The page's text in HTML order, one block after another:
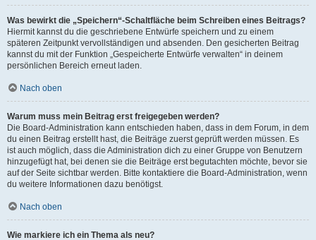
Was bewirkt die „Speichern“-Schaltfläche beim Schreiben eines Beitrags?
Hiermit kannst du die geschriebene Entwürfe speichern und zu einem
späteren Zeitpunkt vervollständigen und absenden. Den gesicherten Beitrag
kannst du mit der Funktion „Gespeicherte Entwürfe verwalten“ in deinem
persönlichen Bereich erneut laden.
Nach oben
Warum muss mein Beitrag erst freigegeben werden?
Die Board-Administration kann entschieden haben, dass in dem Forum, in dem
du einen Beitrag erstellt hast, die Beiträge zuerst geprüft werden müssen. Es
ist auch möglich, dass die Administration dich zu einer Gruppe von Benutzern
hinzugefügt hat, bei denen sie die Beiträge erst begutachten möchte, bevor sie
auf der Seite sichtbar werden. Bitte kontaktiere die Board-Administration, wenn
du weitere Informationen dazu benötigst.
Nach oben
Wie markiere ich ein Thema als neu?